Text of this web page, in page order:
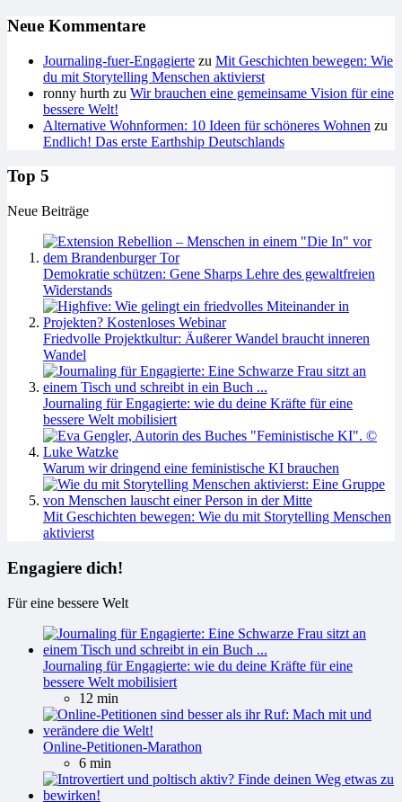
Neue Kommentare
Journaling-fuer-Engagierte zu Mit Geschichten bewegen: Wie
du mit Storytelling Menschen aktivierst
ronny hurth zu Wir brauchen eine gemeinsame Vision für eine
bessere Welt!
Alternative Wohnformen: 10 Ideen für schöneres Wohnen zu
Endlich! Das erste Earthship Deutschlands
Top 5
Neue Beiträge
Demokratie schützen: Gene Sharps Lehre des gewaltfreien
Widerstands
Friedvolle Projektkultur: Äußerer Wandel braucht inneren
Wandel
Journaling für Engagierte: wie du deine Kräfte für eine
bessere Welt mobilisiert
Warum wir dringend eine feministische KI brauchen
Mit Geschichten bewegen: Wie du mit Storytelling Menschen
aktivierst
Engagiere dich!
Für eine bessere Welt
Journaling für Engagierte: wie du deine Kräfte für eine
bessere Welt mobilisiert
12 min
Online-Petitionen-Marathon
6 min